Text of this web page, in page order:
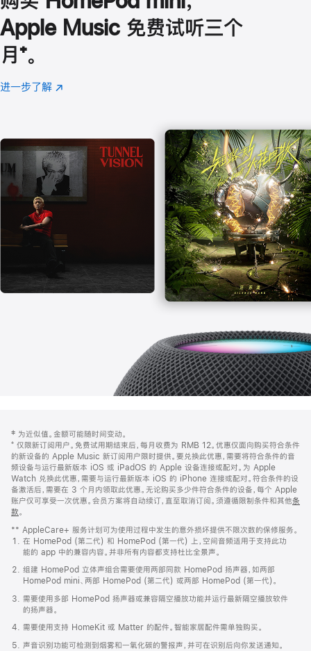
Apple Music 免费试听三个
月 脚
注
⁺。
进一步了解 Apple
(在
口
中
打
开)
页
页
脚
注
‡ 为近似值。金额可能随时间变动。
⁺ 仅限新订阅用户。免费试用期结束后，每月收费为 RMB 12。优惠仅面向购买符合条件
的新设备的 Apple Music 新订阅用户限时提供。要兑换此优惠，需要将符合条件的音
频设备与运行最新版本 iOS 或 iPadOS 的 Apple 设备连接或配对。为 Apple
Watch 兑换此优惠，需要与运行最新版本 iOS 的 iPhone 连接或配对。符合条件的设
备激活后，需要在 3 个月内领取此优惠。无论购买多少件符合条件的设备，每个 Apple
账户仅可享受一次优惠。会员方案将自动续订，直至取消订阅。须遵循限制条件和其他条
款。
窗
口
中
打
开)
** AppleCare+ 服务计划可为使用过程中发生的意外损坏提供不限次数的保修服务。
在 HomePod (第二代) 和 HomePod (第一代) 上，空间音频适用于支持此功
能的 app 中的兼容内容。并非所有内容都支持杜比全景声。
组建 HomePod 立体声组合需要使用两部同款 HomePod 扬声器，如两部
HomePod mini、两部 HomePod (第二代) 或两部 HomePod (第一代)。
需要使用多部 HomePod 扬声器或兼容隔空播放功能并运行最新隔空播放软件
的扬声器。
需要使用支持 HomeKit 或 Matter 的配件。智能家居配件需单独购买。
声音识别功能可检测到烟雾和一氧化碳的警报声，并可在识别后向你发送通知。